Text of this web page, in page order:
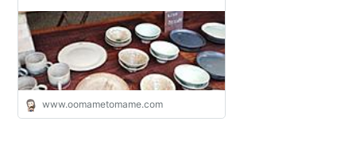
www.oomametomame.com